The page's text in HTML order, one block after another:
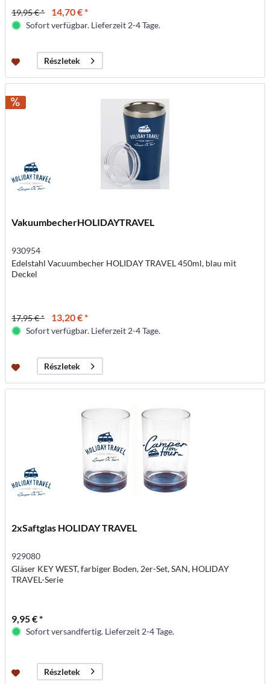
19,95 € * 14,70 € *
Sofort verfügbar. Lieferzeit 2-4 Tage.
Részletek
VakuumbecherHOLIDAYTRAVEL
930954
Edelstahl Vacuumbecher HOLIDAY TRAVEL 450ml, blau mit
Deckel
17,95 € * 13,20 € *
Sofort verfügbar. Lieferzeit 2-4 Tage.
Részletek
2xSaftglas HOLIDAY TRAVEL
929080
Gläser KEY WEST, farbiger Boden, 2er-Set, SAN, HOLIDAY
TRAVEL-Serie
9,95 € *
Sofort versandfertig. Lieferzeit 2-4 Tage.
Részletek